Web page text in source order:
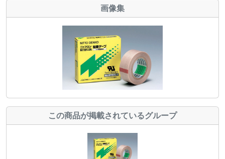
画像集
この商品が掲載されているグループ